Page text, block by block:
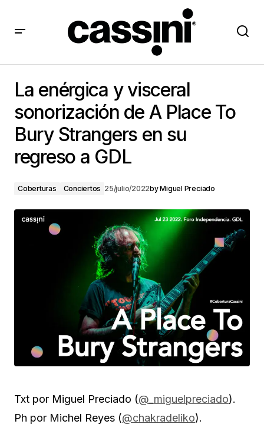
Bury Strangers en su regreso a GDL
La enérgica y visceral
sonorización de A Place To
Bury Strangers en su
regreso a GDL
Coberturas Conciertos 25/julio/2022byMiguel Preciado
Txt por Miguel Preciado (@_miguelpreciado).
Ph por Michel Reyes (@chakradeliko).